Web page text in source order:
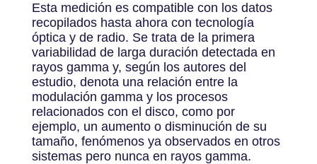
Esta medición es compatible con los datos
recopilados hasta ahora con tecnología
óptica y de radio. Se trata de la primera
variabilidad de larga duración detectada en
rayos gamma y, según los autores del
estudio, denota una relación entre la
modulación gamma y los procesos
relacionados con el disco, como por
ejemplo, un aumento o disminución de su
tamaño, fenómenos ya observados en otros
sistemas pero nunca en rayos gamma.